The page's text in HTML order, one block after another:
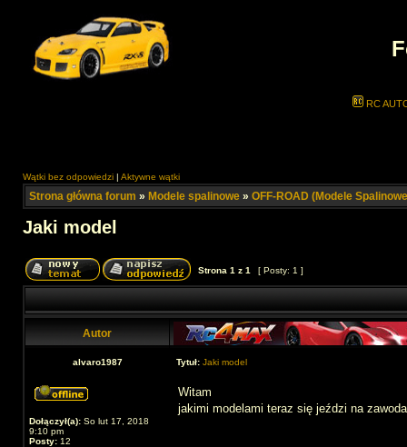
RC
Wątki bez odpowiedzi | Aktywne wątki
Strona główna forum » Modele spalinowe » OFF-ROAD (Modele
Jaki model
Strona 1 z 1 [ Posty: 1 ]
Autor
alvaro1987 Tytuł: Jaki model
Dołączył(a): So lut 17, 2018
9:10 pm
Posty: 12
Witam
jakimi modelami teraz się jeździ na